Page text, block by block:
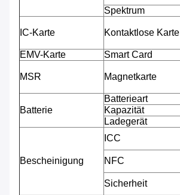
Spektrum
IC-Karte Kontaktlose Karte
EMV-Karte
Smart Card
MSR Magnetkarte
Batterie
Batterieart
Kapazität
Ladegerät
Bescheinigung
ICC
NFC
Sicherheit